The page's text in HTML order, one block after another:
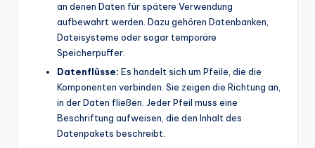
an denen Daten für spätere Verwendung
aufbewahrt werden. Dazu gehören Datenbanken,
Dateisysteme oder sogar temporäre
Speicherpuffer.
Datenflüsse: Es handelt sich um Pfeile, die die
Komponenten verbinden. Sie zeigen die Richtung an,
in der Daten fließen. Jeder Pfeil muss eine
Beschriftung aufweisen, die den Inhalt des
Datenpakets beschreibt.